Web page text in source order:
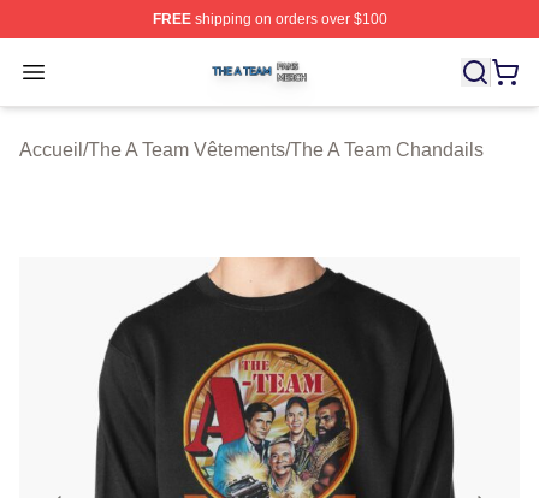
FREEshipping on orders over $100
Open menu
The A Team Shop ⚡️ Officially Licensed The A Team
Accueil /The A Team Vêtements/The A Team Chandails